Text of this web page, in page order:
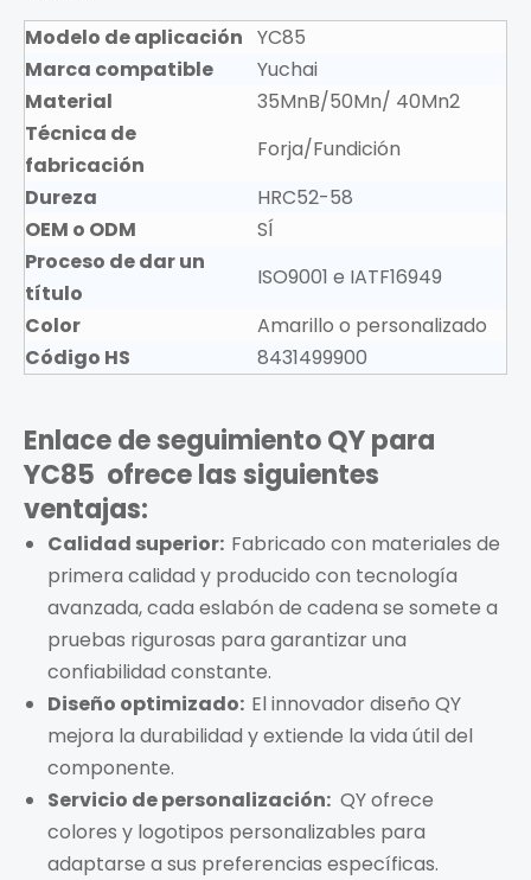
Modelo de aplicación YC85
Marca compatible
Yuchai
Material
35MnB/50Mn/ 40Mn2
Técnica de
fabricación
Forja/Fundición
Dureza
HRC52-58
OEM o ODM
SÍ
Proceso de dar un
título
ISO9001 e IATF16949
Color
Amarillo o personalizado
Código HS
8431499900
Enlace de seguimiento QY para
YC85 ofrece las siguientes
ventajas:
Calidad superior: Fabricado con materiales de
primera calidad y producido con tecnología
avanzada, cada eslabón de cadena se somete a
pruebas rigurosas para garantizar una
confiabilidad constante.
Diseño optimizado: El innovador diseño QY
mejora la durabilidad y extiende la vida útil del
componente.
Servicio de personalización: QY ofrece
colores y logotipos personalizables para
adaptarse a sus preferencias específicas.